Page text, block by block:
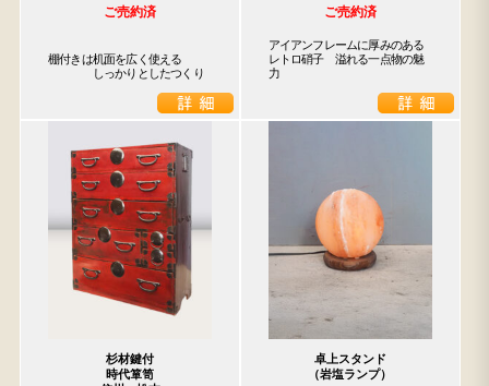
ご売約済
棚付きは机面を広く使える
しっかりとしたつくり
ご売約済
アイアンフレームに厚みのある
レトロ硝子　溢れる一点物の魅
力
杉材鍵付
時代箪笥
卓上スタンド
（岩塩ランプ）